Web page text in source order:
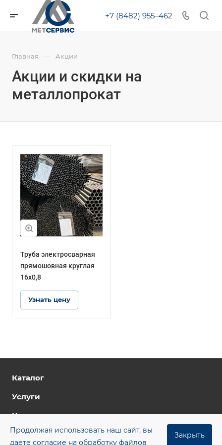
+7 (8482) 955‒462
Главная — Акции
Акции и скидки на
металлопрокат
Труба электросварная
прямошовная круглая
16х0,8
Узнать цену
Каталог
Услуги
Компания
Цены
Продолжая использовать наш сайт, вы
даете согласие на обработку файлов
Закрыть